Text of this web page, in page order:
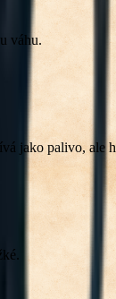
váhu.
jako palivo, ale